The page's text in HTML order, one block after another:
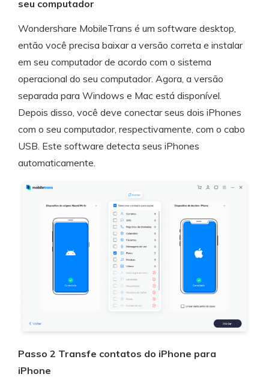
seu computador
Wondershare MobileTrans é um software desktop,
então você precisa baixar a versão correta e instalar
em seu computador de acordo com o sistema
operacional do seu computador. Agora, a versão
separada para Windows e Mac está disponível.
Depois disso, você deve conectar seus dois iPhones
com o seu computador, respectivamente, com o cabo
USB. Este software detecta seus iPhones
automaticamente.
Passo 2 Transfe contatos do iPhone para
iPhone